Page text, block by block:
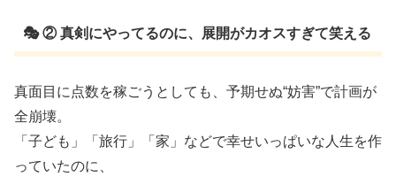
🎭 ② 真剣にやってるのに、展開がカオスすぎて笑える
真面目に点数を稼ごうとしても、予期せぬ“妨害”で計画が
全崩壊。
「子ども」「旅行」「家」などで幸せいっぱいな人生を作
っていたのに、